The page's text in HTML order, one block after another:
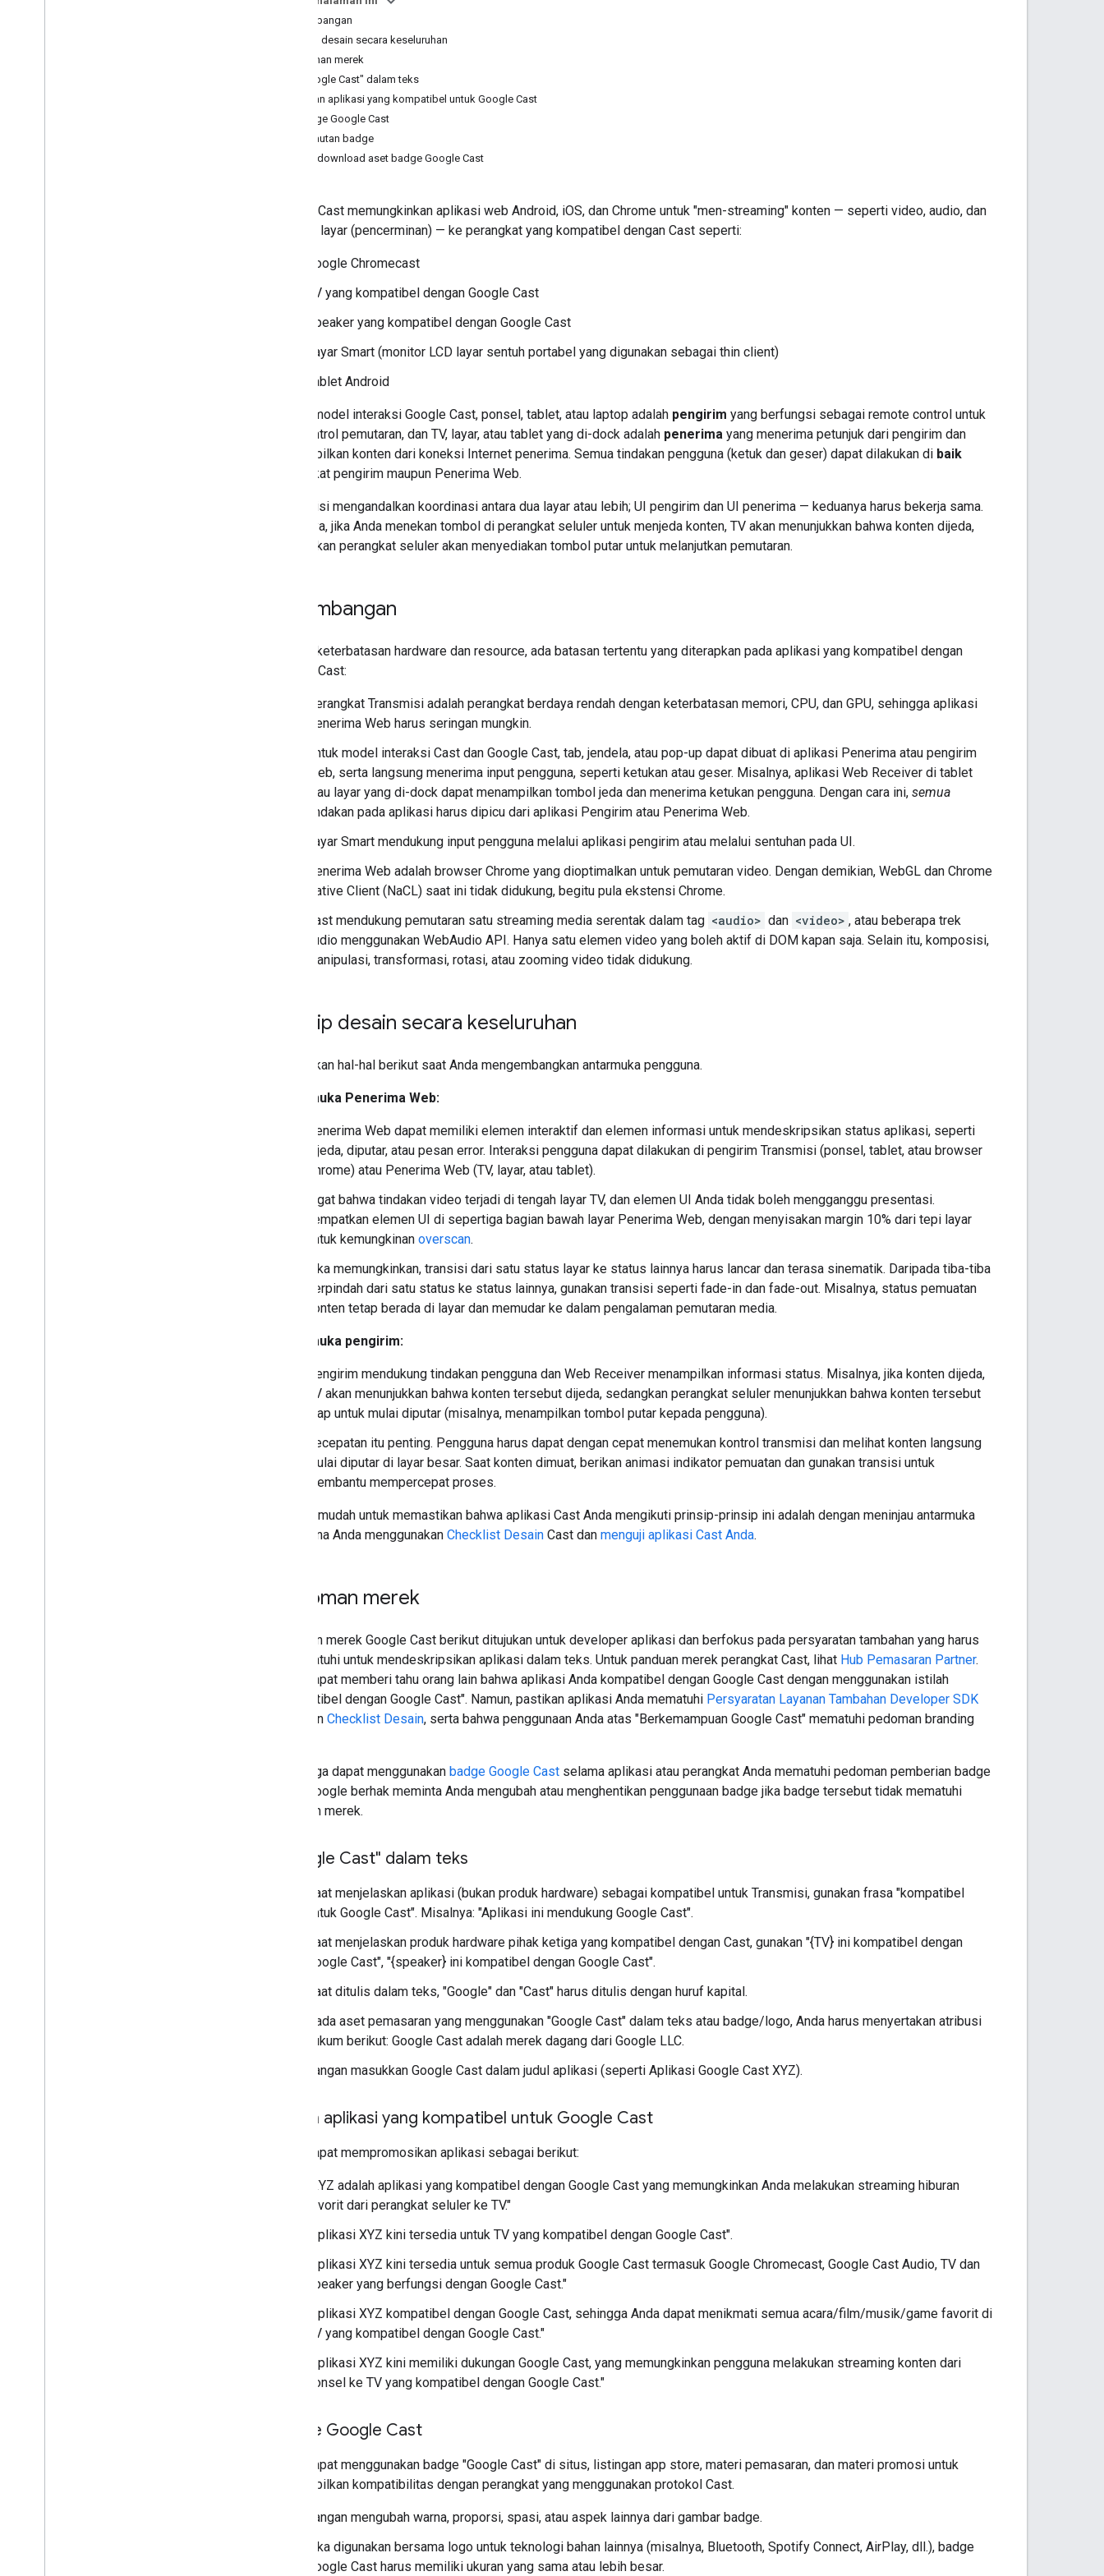
Pertimbangan
Prinsip desain secara keseluruhan
Pedoman merek
"Google Cast" dalam teks
Pesan aplikasi yang kompatibel untuk Google Cast
Badge Google Cast
Penautan badge
Mendownload aset badge Google Cast
Google Cast memungkinkan aplikasi web Android, iOS, dan Chrome untuk "men-streaming" konten — seperti video, audio, dan
berbagi layar (pencerminan) — ke perangkat yang kompatibel dengan Cast seperti:
Google Chromecast
TV yang kompatibel dengan Google Cast
Speaker yang kompatibel dengan Google Cast
Layar Smart (monitor LCD layar sentuh portabel yang digunakan sebagai thin client)
Tablet Android
Dalam model interaksi Google Cast, ponsel, tablet, atau laptop adalah pengirim yang berfungsi sebagai remote control untuk
mengontrol pemutaran, dan TV, layar, atau tablet yang di-dock adalah penerima yang menerima petunjuk dari pengirim dan
menampilkan konten dari koneksi Internet penerima. Semua tindakan pengguna (ketuk dan geser) dapat dilakukan di baik
perangkat pengirim maupun Penerima Web.
Transmisi mengandalkan koordinasi antara dua layar atau lebih; UI pengirim dan UI penerima — keduanya harus bekerja sama.
Misalnya, jika Anda menekan tombol di perangkat seluler untuk menjeda konten, TV akan menunjukkan bahwa konten dijeda,
sedangkan perangkat seluler akan menyediakan tombol putar untuk melanjutkan pemutaran.
Pertimbangan
Karena keterbatasan hardware dan resource, ada batasan tertentu yang diterapkan pada aplikasi yang kompatibel dengan
Google Cast:
Perangkat Transmisi adalah perangkat berdaya rendah dengan keterbatasan memori, CPU, dan GPU, sehingga aplikasi
Penerima Web harus seringan mungkin.
Untuk model interaksi Cast dan Google Cast, tab, jendela, atau pop-up dapat dibuat di aplikasi Penerima atau pengirim
Web, serta langsung menerima input pengguna, seperti ketukan atau geser. Misalnya, aplikasi Web Receiver di tablet
atau layar yang di-dock dapat menampilkan tombol jeda dan menerima ketukan pengguna. Dengan cara ini, semua
tindakan pada aplikasi harus dipicu dari aplikasi Pengirim atau Penerima Web.
Layar Smart mendukung input pengguna melalui aplikasi pengirim atau melalui sentuhan pada UI.
Penerima Web adalah browser Chrome yang dioptimalkan untuk pemutaran video. Dengan demikian, WebGL dan Chrome
Native Client (NaCL) saat ini tidak didukung, begitu pula ekstensi Chrome.
Cast mendukung pemutaran satu streaming media serentak dalam tag <audio> dan <video> , atau beberapa trek
audio menggunakan WebAudio API. Hanya satu elemen video yang boleh aktif di DOM kapan saja. Selain itu, komposisi,
manipulasi, transformasi, rotasi, atau zooming video tidak didukung.
Prinsip desain secara keseluruhan
Perhatikan hal-hal berikut saat Anda mengembangkan antarmuka pengguna.
Antarmuka Penerima Web:
Penerima Web dapat memiliki elemen interaktif dan elemen informasi untuk mendeskripsikan status aplikasi, seperti
dijeda, diputar, atau pesan error. Interaksi pengguna dapat dilakukan di pengirim Transmisi (ponsel, tablet, atau browser
Chrome) atau Penerima Web (TV, layar, atau tablet).
Ingat bahwa tindakan video terjadi di tengah layar TV, dan elemen UI Anda tidak boleh mengganggu presentasi.
Tempatkan elemen UI di sepertiga bagian bawah layar Penerima Web, dengan menyisakan margin 10% dari tepi layar
untuk kemungkinan overscan.
Jika memungkinkan, transisi dari satu status layar ke status lainnya harus lancar dan terasa sinematik. Daripada tiba-tiba
berpindah dari satu status ke status lainnya, gunakan transisi seperti fade-in dan fade-out. Misalnya, status pemuatan
konten tetap berada di layar dan memudar ke dalam pengalaman pemutaran media.
Antarmuka pengirim:
Pengirim mendukung tindakan pengguna dan Web Receiver menampilkan informasi status. Misalnya, jika konten dijeda,
TV akan menunjukkan bahwa konten tersebut dijeda, sedangkan perangkat seluler menunjukkan bahwa konten tersebut
siap untuk mulai diputar (misalnya, menampilkan tombol putar kepada pengguna).
Kecepatan itu penting. Pengguna harus dapat dengan cepat menemukan kontrol transmisi dan melihat konten langsung
mulai diputar di layar besar. Saat konten dimuat, berikan animasi indikator pemuatan dan gunakan transisi untuk
membantu mempercepat proses.
Cara termudah untuk memastikan bahwa aplikasi Cast Anda mengikuti prinsip-prinsip ini adalah dengan meninjau antarmuka
pengguna Anda menggunakan Checklist Desain Cast dan menguji aplikasi Cast Anda.
Pedoman merek
Panduan merek Google Cast berikut ditujukan untuk developer aplikasi dan berfokus pada persyaratan tambahan yang harus
Anda patuhi untuk mendeskripsikan aplikasi dalam teks. Untuk panduan merek perangkat Cast, lihat Hub Pemasaran Partner.
Anda dapat memberi tahu orang lain bahwa aplikasi Anda kompatibel dengan Google Cast dengan menggunakan istilah
"kompatibel dengan Google Cast". Namun, pastikan aplikasi Anda mematuhi Persyaratan Layanan Tambahan Developer SDK
Cast dan Checklist Desain, serta bahwa penggunaan Anda atas "Berkemampuan Google Cast" mematuhi pedoman branding
Anda juga dapat menggunakan badge Google Cast selama aplikasi atau perangkat Anda mematuhi pedoman pemberian badge
kami. Google berhak meminta Anda mengubah atau menghentikan penggunaan badge jika badge tersebut tidak mematuhi
panduan merek.
"Google Cast" dalam teks
Saat menjelaskan aplikasi (bukan produk hardware) sebagai kompatibel untuk Transmisi, gunakan frasa "kompatibel
untuk Google Cast". Misalnya: "Aplikasi ini mendukung Google Cast".
Saat menjelaskan produk hardware pihak ketiga yang kompatibel dengan Cast, gunakan "{TV} ini kompatibel dengan
Google Cast", "{speaker} ini kompatibel dengan Google Cast".
Saat ditulis dalam teks, "Google" dan "Cast" harus ditulis dengan huruf kapital.
Pada aset pemasaran yang menggunakan "Google Cast" dalam teks atau badge/logo, Anda harus menyertakan atribusi
hukum berikut: Google Cast adalah merek dagang dari Google LLC.
Jangan masukkan Google Cast dalam judul aplikasi (seperti Aplikasi Google Cast XYZ).
Pesan aplikasi yang kompatibel untuk Google Cast
Anda dapat mempromosikan aplikasi sebagai berikut:
"XYZ adalah aplikasi yang kompatibel dengan Google Cast yang memungkinkan Anda melakukan streaming hiburan
favorit dari perangkat seluler ke TV."
"Aplikasi XYZ kini tersedia untuk TV yang kompatibel dengan Google Cast".
"Aplikasi XYZ kini tersedia untuk semua produk Google Cast termasuk Google Chromecast, Google Cast Audio, TV dan
speaker yang berfungsi dengan Google Cast."
"Aplikasi XYZ kompatibel dengan Google Cast, sehingga Anda dapat menikmati semua acara/film/musik/game favorit di
TV yang kompatibel dengan Google Cast."
"Aplikasi XYZ kini memiliki dukungan Google Cast, yang memungkinkan pengguna melakukan streaming konten dari
ponsel ke TV yang kompatibel dengan Google Cast."
Badge Google Cast
Anda dapat menggunakan badge "Google Cast" di situs, listingan app store, materi pemasaran, dan materi promosi untuk
menampilkan kompatibilitas dengan perangkat yang menggunakan protokol Cast.
Jangan mengubah warna, proporsi, spasi, atau aspek lainnya dari gambar badge.
Jika digunakan bersama logo untuk teknologi bahan lainnya (misalnya, Bluetooth, Spotify Connect, AirPlay, dll.), badge
Google Cast harus memiliki ukuran yang sama atau lebih besar.